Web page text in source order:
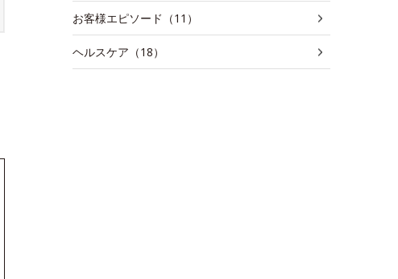
お客様エピソード（11）
ヘルスケア（18）